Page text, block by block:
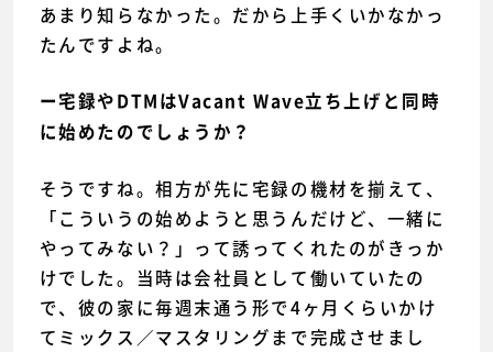
あまり知らなかった。だから上手くいかなかっ
たんですよね。
ー宅録やDTMはVacant Wave立ち上げと同時
に始めたのでしょうか？
そうですね。相方が先に宅録の機材を揃えて、
「こういうの始めようと思うんだけど、一緒に
やってみない？」って誘ってくれたのがきっか
けでした。当時は会社員として働いていたの
で、彼の家に毎週末通う形で4ヶ月くらいかけ
てミックス／マスタリングまで完成させまし